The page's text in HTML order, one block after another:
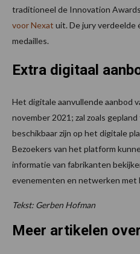
traditioneel de Innovation Awards
voor Nexat uit. De jury verdeelde
medailles.
Extra digitaal
Het digitale aanvullende aanbod
november 2021; zal zoals
beschikbaar zijn op het digitale
Bezoekers van het platform
informatie van fabrikanten
evenementen en netwerken met
Tekst: Gerben Hofman
Meer artikelen